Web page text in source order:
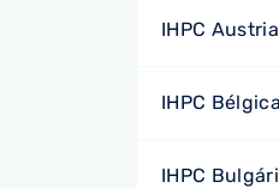
IHPC Austria
IHPC Bélgica
IHPC